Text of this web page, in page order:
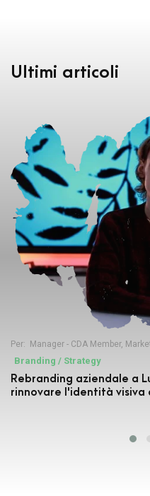
Ultimi articoli
Per: Manager - CDA Member,
Branding / Strategy
Rebranding aziendale a
rinnovare l'identità visiva